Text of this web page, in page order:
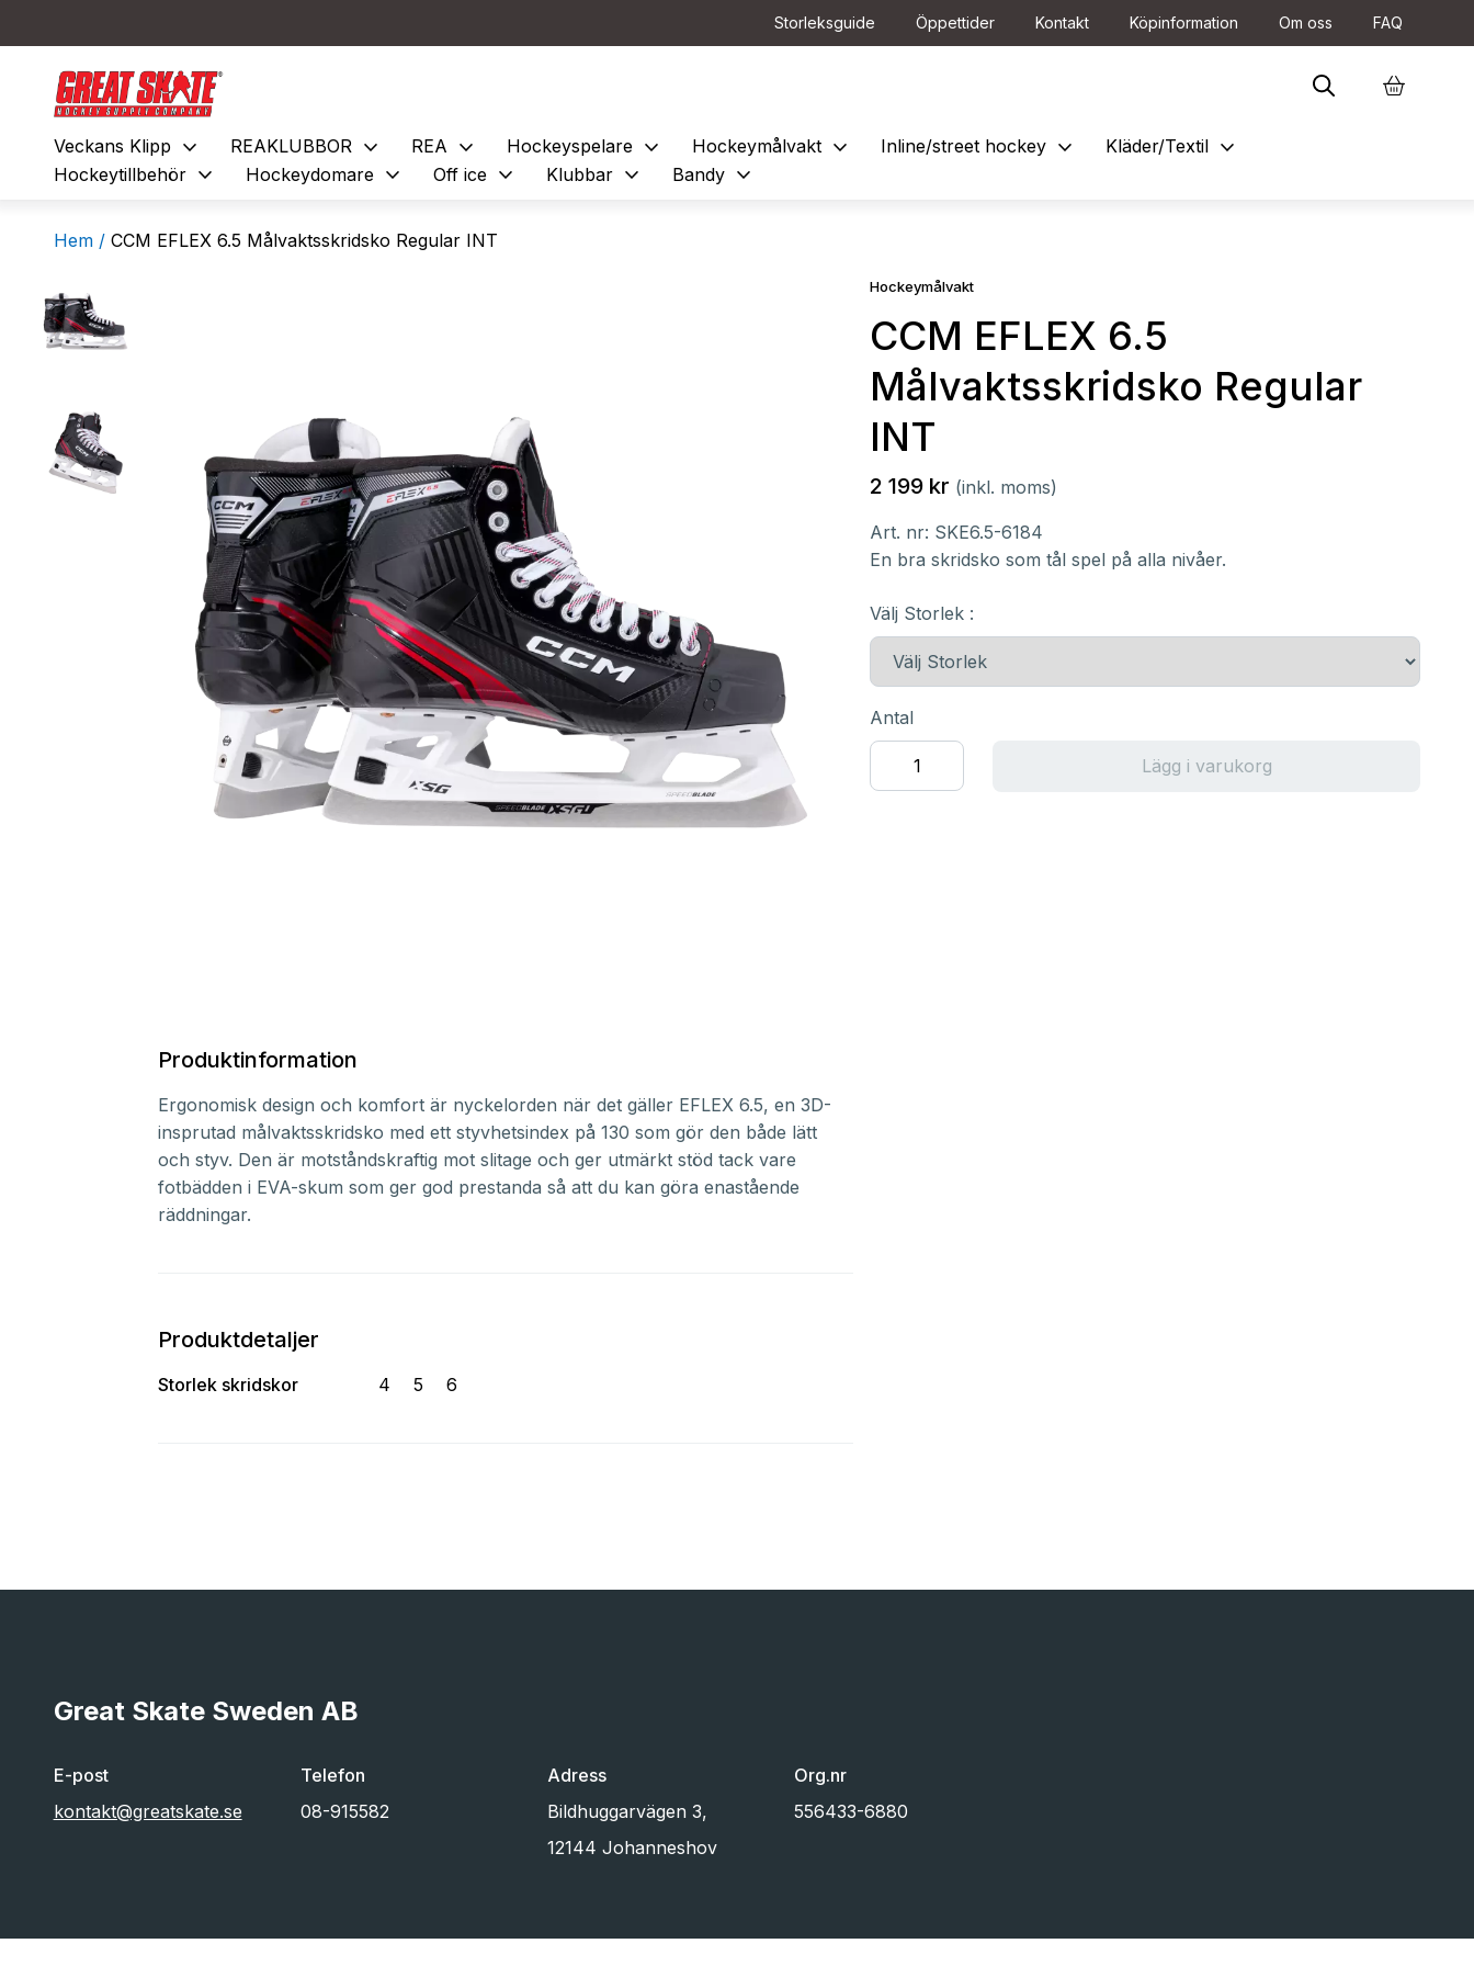
Storleksguide Öppettider Kontakt Köpinformation Om oss FAQ
Veckans Klipp expand_more REAKLUBBOR expand_more REA expand_more Hockeyspelare expand_more Hockeymålvakt expand_more Inline/street hockey expand_more Kläder/Textil expand_more
Hockeytillbehör expand_more Hockeydomare expand_more Off ice expand_more Klubbar expand_more Bandy expand_more
Hem / CCM EFLEX 6.5 Målvaktsskridsko Regular INT
Produktinformation
Ergonomisk design och komfort är nyckelorden när det gäller EFLEX 6.5, en 3D-
insprutad målvaktsskridsko med ett styvhetsindex på 130 som gör den både lätt
och styv. Den är motståndskraftig mot slitage och ger utmärkt stöd tack vare
fotbädden i EVA-skum som ger god prestanda så att du kan göra enastående
räddningar.
Produktdetaljer
Storlek skridskor 4 5 6
Hockeymålvakt
CCM EFLEX 6.5
Målvaktsskridsko Regular
INT
2 199 kr (inkl. moms)
Art. nr: SKE6.5-6184
En bra skridsko som tål spel på alla nivåer.
Välj Storlek :
Antal
Lägg i varukorg
Great Skate Sweden AB
E-post
kontakt@greatskate.se
Telefon
08-915582
Adress
Bildhuggarvägen 3,
12144 Johanneshov
Org.nr
556433-6880